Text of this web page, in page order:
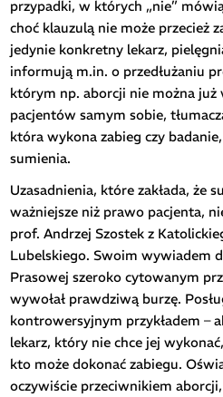
przypadki, w których „nie”
choć klauzulą nie może przecież
jedynie konkretny lekarz,
informują m.in. o przedłużaniu
którym np. aborcji nie można już
pacjentów samym sobie,
która wykona zabieg czy
sumienia.
Uzasadnienia, które zakłada, że
ważniejsze niż prawo pacjenta,
prof. Andrzej Szostek z
Lubelskiego. Swoim wywiadem
Prasowej szeroko cytowanym
wywołał prawdziwą burzę.
kontrowersyjnym przykładem –
lekarz, który nie chce jej
kto może dokonać zabiegu.
oczywiście przeciwnikiem